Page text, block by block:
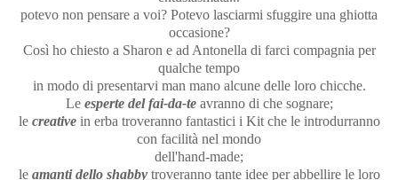
potevo non pensare a voi? Potevo lasciarmi sfuggire una ghiotta
occasione?
Così ho chiesto a Sharon e ad Antonella di farci compagnia per
qualche tempo
in modo di presentarvi man mano alcune delle loro chicche.
Le esperte del fai-da-teavranno di che sognare;
le creativein erba troveranno fantastici i Kit che le introdurranno
con facilità nel mondo
dell'hand-made;
le amanti dello shabbytroveranno tante idee per abbellire le loro